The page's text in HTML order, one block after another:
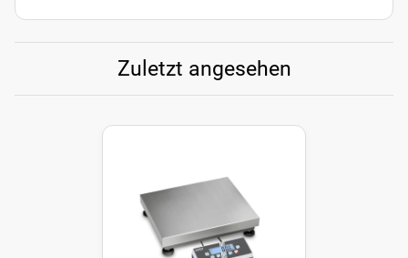
Zuletzt angesehen